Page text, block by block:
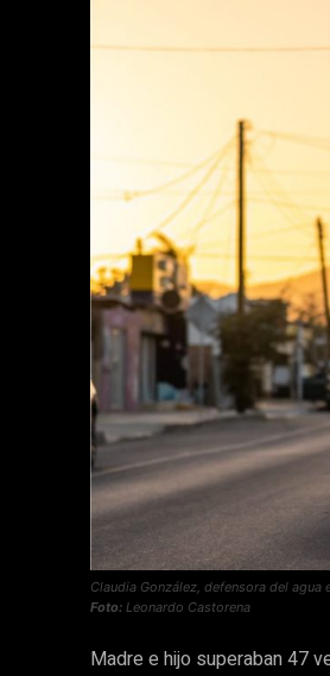
Claudia González, defensora del agua
Foto: Leonardo Castorena
Madre e hijo superaban 47